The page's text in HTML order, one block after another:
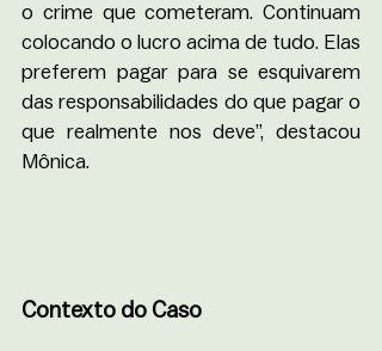
o crime que cometeram. Continuam
colocando o lucro acima de tudo. Elas
preferem pagar para se esquivarem
das responsabilidades do que pagar o
que realmente nos deve”, destacou
Mônica.
Contexto do Caso